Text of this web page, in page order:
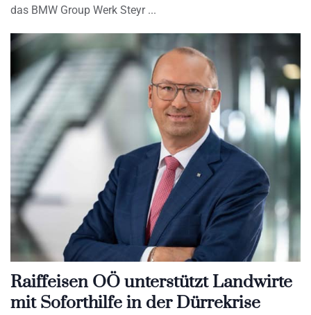
das BMW Group Werk Steyr
Raiffeisen OÖ unterstützt Landwirte
mit Soforthilfe in der Dürrekrise